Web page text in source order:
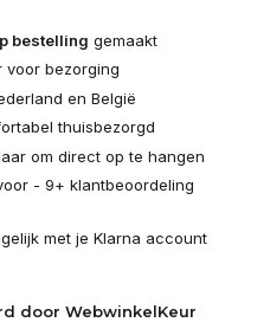
bestelling gemaakt
voor bezorging
en België
thuisbezorgd
om direct op te hangen
- 9+ klantbeoordeling
met je Klarna account
door WebwinkelKeur